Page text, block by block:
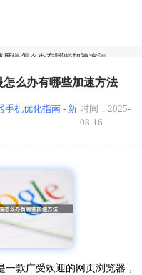
度慢怎么办有哪些加速方法
么办有哪些加速方法
手机优化指南 - 新 时间：2025-
08-16
一款广受欢迎的网页浏览器，